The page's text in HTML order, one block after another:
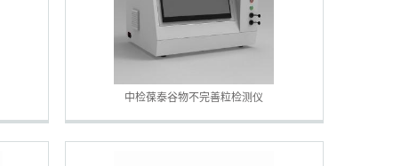
中检葆泰谷物不完善粒检测仪